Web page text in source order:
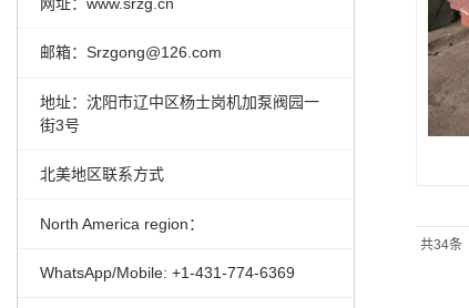
邮箱：Srzgong@126.com
地址：沈阳市辽中区杨士岗机加泵阀园一
街3号
北美地区联系方式
North America region：
WhatsApp/Mobile: +1-431-774-6369
共34条